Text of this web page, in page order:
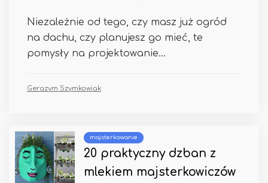
Niezależnie od tego, czy masz już ogród
na dachu, czy planujesz go mieć, te
pomysły na projektowanie...
Gerazym Szymkowiak
majsterkowanie
20 praktyczny dzban z
mlekiem majsterkowiczów